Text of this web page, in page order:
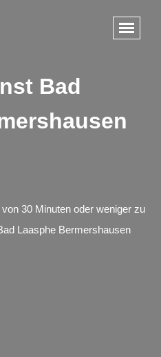
Bad
30 Minuten oder weniger zu
Laasphe Bermershausen